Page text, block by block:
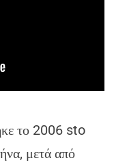
το 2006 sto
μετά από